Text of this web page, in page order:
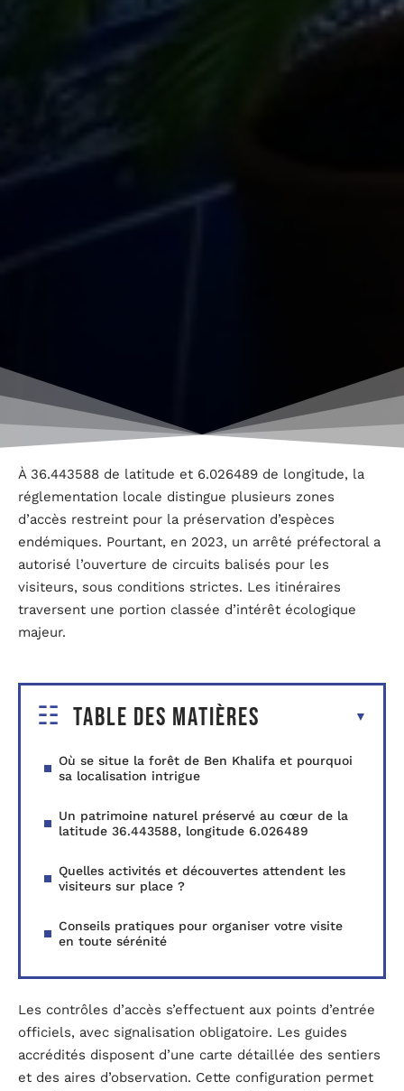
À 36.443588 de latitude et 6.026489 de longitude, la
réglementation locale distingue plusieurs zones
d’accès restreint pour la préservation d’espèces
endémiques. Pourtant, en 2023, un arrêté préfectoral a
autorisé l’ouverture de circuits balisés pour les
visiteurs, sous conditions strictes. Les itinéraires
traversent une portion classée d’intérêt écologique
majeur.
Table des matières
Où se situe la forêt de Ben Khalifa et pourquoi
sa localisation intrigue
Un patrimoine naturel préservé au cœur de la
latitude 36.443588, longitude 6.026489
Quelles activités et découvertes attendent les
visiteurs sur place ?
Conseils pratiques pour organiser votre visite
en toute sérénité
Les contrôles d’accès s’effectuent aux points d’entrée
officiels, avec signalisation obligatoire. Les guides
accrédités disposent d’une carte détaillée des sentiers
et des aires d’observation. Cette configuration permet